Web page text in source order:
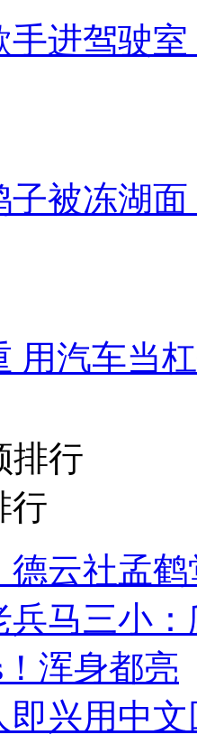
手进驾驶
子被冻湖
用汽车当
排行
行
德云社孟
马三小
浑身都亮
即兴用中